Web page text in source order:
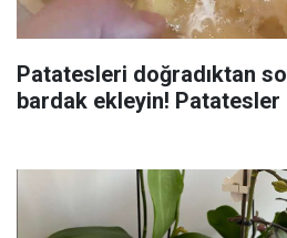
Patatesleri doğradıktan
bardak ekleyin! Patatesler